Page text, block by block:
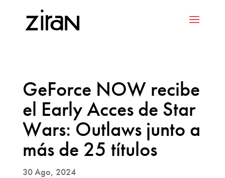
GeForce NOW recibe
el Early Acces de Star
Wars: Outlaws junto a
más de 25 títulos
30 Ago, 2024